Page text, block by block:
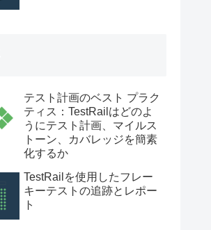
テスト計画のベスト プラク
ティス：TestRailはどのよ
うにテスト計画、マイルス
トーン、カバレッジを簡素
化するか
TestRailを使用したフレー
キーテストの追跡とレポー
ト